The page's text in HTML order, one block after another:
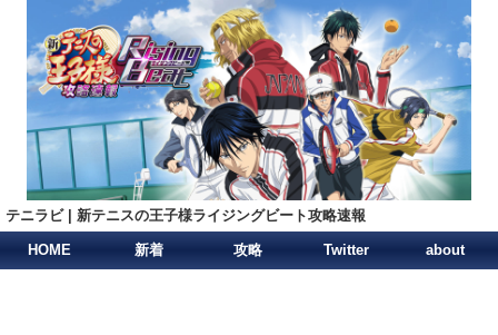
テニラビ | 新テニスの王子様ライジングビート攻略速報
HOME 新着 攻略 Twitter about